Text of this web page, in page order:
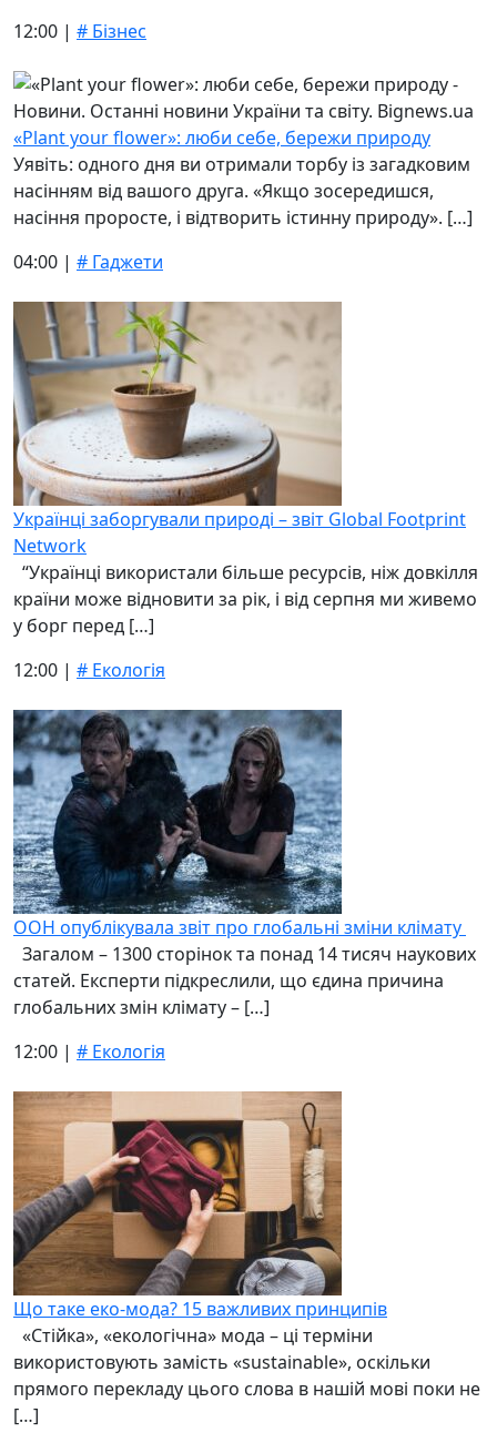
12:00 | # Бізнес
«Plant your flower»: люби себе, бережи природу
Уявіть: одного дня ви отримали торбу із загадковим
насінням від вашого друга. «Якщо зосередишся,
насіння проросте, і відтворить істинну природу». […]
04:00 | # Гаджети
Українці заборгували природі – звіт Global Footprint
Network
“Українці використали більше ресурсів, ніж довкілля
країни може відновити за рік, і від серпня ми живемо
у борг перед […]
12:00 | # Екологія
ООН опублікувала звіт про глобальні зміни клімату
Загалом – 1300 сторінок та понад 14 тисяч наукових
статей. Експерти підкреслили, що єдина причина
глобальних змін клімату – […]
12:00 | # Екологія
Що таке еко-мода? 15 важливих принципів
«Стійка», «екологічна» мода – ці терміни
використовують замість «sustainable», оскільки
прямого перекладу цього слова в нашій мові поки не
[…]